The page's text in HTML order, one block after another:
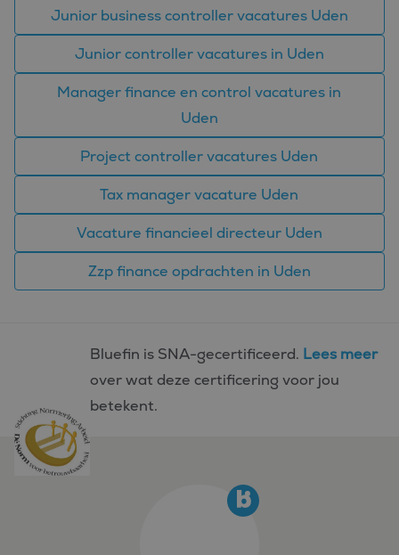
Junior business controller vacatures Uden
Junior controller vacatures in Uden
Manager finance en control vacatures in
Uden
Project controller vacatures Uden
Tax manager vacature Uden
Vacature financieel directeur Uden
Zzp finance opdrachten in Uden
Bluefin is SNA-gecertificeerd. Lees meer
over wat deze certificering voor jou
betekent.